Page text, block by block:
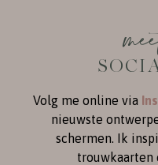
Volg me online via
nieuwste
schermen. Ik
trouwkaarten